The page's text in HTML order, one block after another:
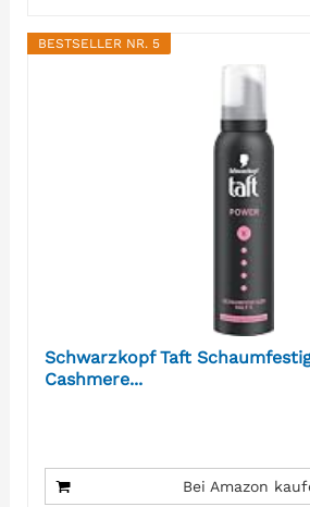
BESTSELLER NR. 5
Schwarzkopf Taft
Cashmere...
Bei Amazon